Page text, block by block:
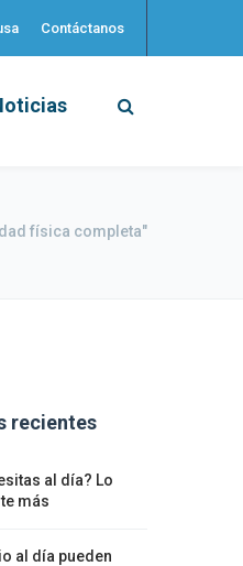
Contáctanos
física completa"
recientes
al día? Lo
más
al día pueden